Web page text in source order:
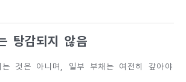
탕감되지 않음
는 것은 아니며, 일부 부채는 여전히 갚아야